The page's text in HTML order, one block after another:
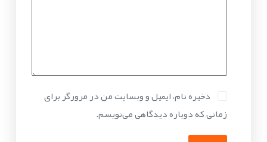
ذخیره نام، ایمیل و وبسایت من در مرورگر برای
زمانی که دوباره دیدگاهی می‌نویسم.